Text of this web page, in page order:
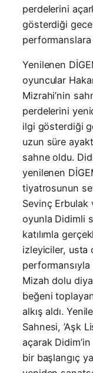
perdelerini
gösterdiği
Yenilenen
oyuncular
Mizrahi’nin
perdelerini
ilgi gösterdiği
uzun süre
sahne oldu.
yenilenen
tiyatrosunun
Sevinç Erbulak
oyunla Didimli
katılımla
izleyiciler, usta
Mizah dolu
beğeni
alkış aldı.
Sahnesi, ’Aşk
açarak
bir başlangıç